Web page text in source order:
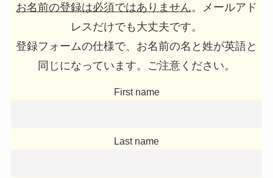
お名前の登録は必須ではありません。メールアド
レスだけでも大丈夫です。
登録フォームの仕様で、お名前の名と姓が英語と
同じになっています。ご注意ください。
First name
Last name